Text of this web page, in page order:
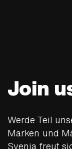
Join
Werde Teil
Marken und
Svenja freut